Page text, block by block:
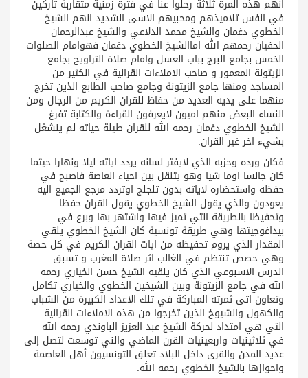
انهم هذه المرة ثلاثة رحلوا عنا في فترة زمنية متقاربة تاركين
في انفس تلاميذهم ومحبيهم الاسى الشديد انهم الشيخ
الخطوي دغمان والشيخ محمد الدلاعي والشيخ عبدالرحمان
الحفيان رحمهم الله اماالشيخ الخطوي دغمان فهوامام الصلوات
الخمس بجامع البرج بباب العسل وامام صلاة التراويح بجامع
الزيتونة المعمور و صاحب الاملاءات القرانية في الكثير من
المساجد ومنها جامع الزيتونة وجامع صاحب الطابع الذين تخرج
منهما على يديه العديد من حفاظ للقران الكريم من الرجال ومن
النساء البعض منهم اميون لايعرفون القراءة والكتابة تفرغ
الشيخ الخطوي دغمان رحمه الله للقران طيلة حياته لم ينشغل
بشيء اخر غير القران.
فكان ورده وحزبه الذي لايفتر لسانه يردد اياته ليلا ونهارا حيثما
كان جالسا اوما شيا وهو يتنقل بين احياء العاصة فاصبح في
حفظه واستحضاره لاياته بدون تلجلج اوتردد مرجع الجميع اليه
يعودون والذي يقول الشيخ الخطوي يقول القران حفظا
وتحفيظا بالطريقة التي تميز فيها واشتهر بها وبرع في
بيداغوجيتها وهي طريقة تونسية كان الشيخ الخطوي يلقي
المقدار الذي يروم تحفيظه من ايات القران الكريم في كل حصة
وهي حصص تنتظم في الغالب اثر صلاة المغرب و تسبق
الدرس الاسبوعي الذي كان يلقيه الشيخ حسن الخياري رحمه
الله في جامع الزيتونة وبين الشيخين الخطوي والخياري تكامل
وتعاون اتى ثمرته المباركة في تلك الاعداد الكبيرة من الشباب
والكهول والشيوخ الذين تخرجوا من هذه الاملاءات القرانية
التي هي امتداد لحركة الشيخ عبد العزيز الباوندي رحمه الله
في ثلاثينيات واربعينيات القرن الماضي والني توسعت لتصل إلى
عديد المدن والقرى داخل البلاد تعلق التونسيون أهل العاصمة
واحوازها بالشيخ الخطوي رحمه الله.